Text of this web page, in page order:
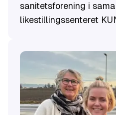
sanitetsforening i
likestillingssenteret